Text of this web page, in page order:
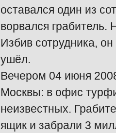
оставался один из
ворвался грабитель.
Избив сотрудника,
ушёл.
Вечером 04 июня
Москвы: в офис
неизвестных.
ящик и забрали 3